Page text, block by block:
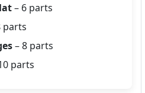
– 6 parts
parts
– 8 parts
parts